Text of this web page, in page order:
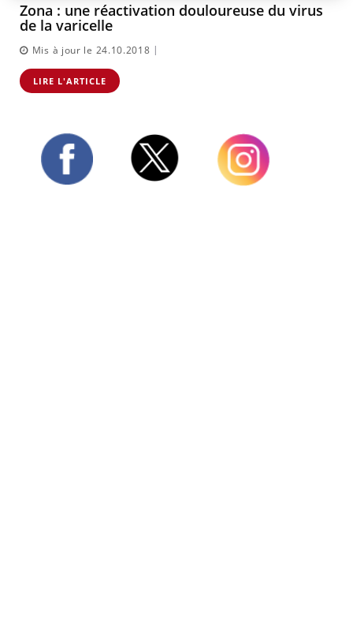
Zona : une réactivation douloureuse du virus
de la varicelle
Mis à jour le 24.10.2018 |
LIRE L'ARTICLE